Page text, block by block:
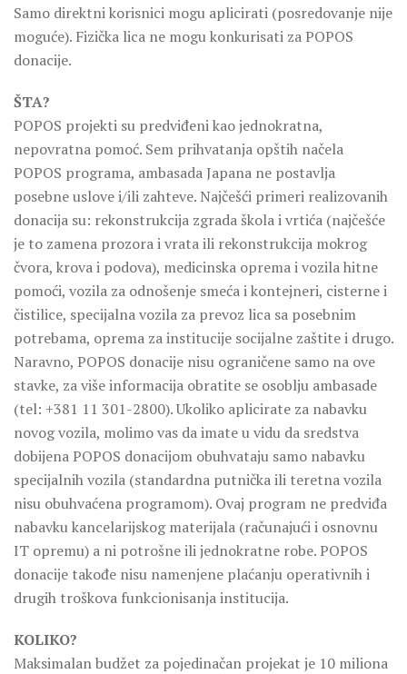
Samo direktni korisnici mogu aplicirati (posredovanje nije
moguće). Fizička lica ne mogu konkurisati za POPOS
donacije.
ŠTA?
POPOS projekti su predviđeni kao jednokratna,
nepovratna pomoć. Sem prihvatanja opštih načela
POPOS programa, ambasada Japana ne postavlja
posebne uslove i/ili zahteve. Najčešći primeri realizovanih
donacija su: rekonstrukcija zgrada škola i vrtića (najčešće
je to zamena prozora i vrata ili rekonstrukcija mokrog
čvora, krova i podova), medicinska oprema i vozila hitne
pomoći, vozila za odnošenje smeća i kontejneri, cisterne i
čistilice, specijalna vozila za prevoz lica sa posebnim
potrebama, oprema za institucije socijalne zaštite i drugo.
Naravno, POPOS donacije nisu ograničene samo na ove
stavke, za više informacija obratite se osoblju ambasade
(tel: +381 11 301-2800). Ukoliko aplicirate za nabavku
novog vozila, molimo vas da imate u vidu da sredstva
dobijena POPOS donacijom obuhvataju samo nabavku
specijalnih vozila (standardna putnička ili teretna vozila
nisu obuhvaćena programom). Ovaj program ne predviđa
nabavku kancelarijskog materijala (računajući i osnovnu
IT opremu) a ni potrošne ili jednokratne robe. POPOS
donacije takođe nisu namenjene plaćanju operativnih i
drugih troškova funkcionisanja institucija.
KOLIKO?
Maksimalan budžet za pojedinačan projekat je 10 miliona